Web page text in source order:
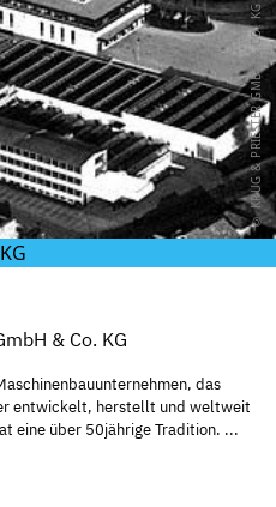
© KRUG & PRIESTER GMBH & CO. KG
& Co. KG
das
entwickelt, herstellt und weltweit
eine über 50jährige Tradition. ...